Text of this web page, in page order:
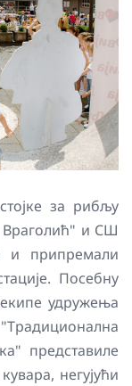
за рибљу
и СШ
и припремали
Посебну
удружења
представиле
негујући